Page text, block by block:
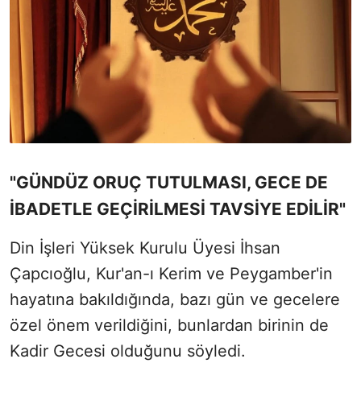
"GÜNDÜZ ORUÇ TUTULMASI, GECE DE
İBADETLE GEÇİRİLMESİ TAVSİYE EDİLİR"
Din İşleri Yüksek Kurulu Üyesi İhsan
Çapcıoğlu, Kur'an-ı Kerim ve Peygamber'in
hayatına bakıldığında, bazı gün ve gecelere
özel önem verildiğini, bunlardan birinin de
Kadir Gecesi olduğunu söyledi.